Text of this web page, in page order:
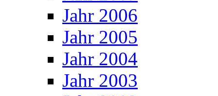
Jahr 2006
Jahr 2005
Jahr 2004
Jahr 2003